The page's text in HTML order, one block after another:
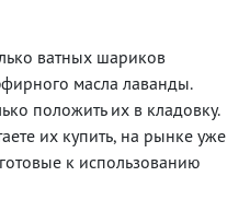
ватных шариков
масла лаванды.
положить их в кладовку.
их купить, на рынке уже
к использованию